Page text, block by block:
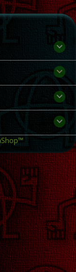

keyboard_arrow_down

